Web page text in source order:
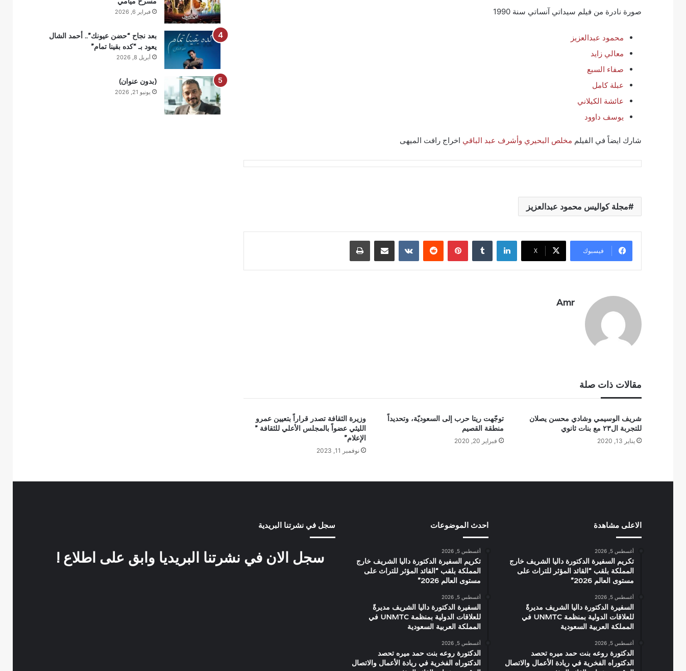
صورة نادرة من فيلم سيداتي آنساتي سنة 1990
محمود عبدالعزيز
معالي زايد
صفاء السبع
عبلة كامل
عائشة الكيلاني
يوسف داوود
شارك ايضاً في الفيلم مخلص البحيري وأشرف عبد الباقي اخراج رافت الميهى
مجلة كواليس محمود عبدالعزيز
فيسبوك ‫X
لينكدإن بينتيريست مشاركة عبر البريد طباعة
Amr
مقالات ذات صلة
شريف الوسيمي وشادي محسن يصلان
للتجربة ال٢٣ مع بنات ثانوي
يناير 13, 2020
توجّهت ريتا حرب إلى السعوديّة، وتحديداً
منطقة القصيم
فبراير 20, 2020
وزيرة الثقافة تصدر قراراً بتعيين عمرو
الليثي عضواً بالمجلس الأعلي للثقافة ”
الإعلام”
نوفمبر 11, 2023
فبراير 6, 2026
بعد نجاح “حضن عيونك”.. أحمد الشال
يعود بـ “كده بقينا تمام”
أبريل 8, 2026
(بدون عنوان)
يونيو 21, 2026
الاعلى مشاهدة
أغسطس 5, 2026
تكريم السفيرة الدكتورة داليا الشريف خارج
المملكة بلقب “القائد المؤثر للتراث على
مستوى العالم 2026”
أغسطس 5, 2026
السفيرة الدكتورة داليا الشريف مديرةً
للعلاقات الدولية بمنظمة UNMTC في
المملكة العربية السعودية
أغسطس 5, 2026
الدكتورة روعه بنت حمد ميره تحصد
الدكتوراه الفخرية في ريادة الأعمال والاتصال
احدث الموضوعات
أغسطس 5, 2026
تكريم السفيرة الدكتورة داليا الشريف خارج
المملكة بلقب “القائد المؤثر للتراث على
مستوى العالم 2026”
أغسطس 5, 2026
السفيرة الدكتورة داليا الشريف مديرةً
للعلاقات الدولية بمنظمة UNMTC في
المملكة العربية السعودية
أغسطس 5, 2026
الدكتورة روعه بنت حمد ميره تحصد
الدكتوراه الفخرية في ريادة الأعمال والاتصال
سجل في نشرتنا البريدية
سجل الان في نشرتنا البريديا وابق على اطلاع !